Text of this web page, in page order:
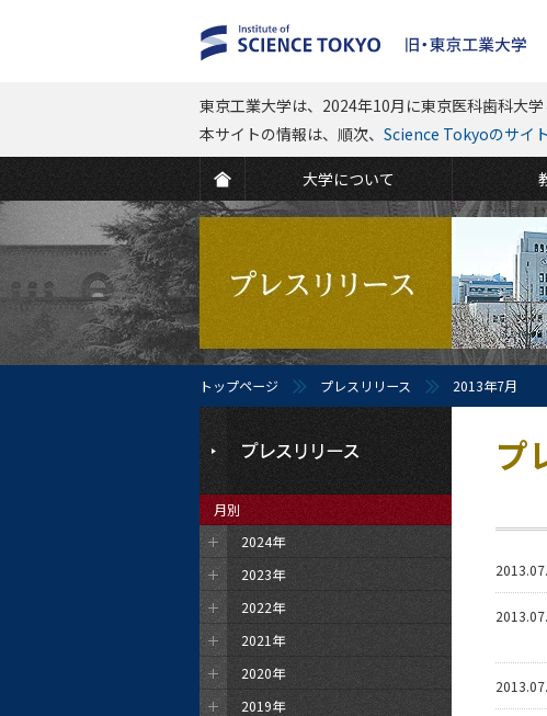
大学について
東京工業大学は、2024年10月に東京医科歯科大
本サイトの情報は、順次、 Science Tokyoのサイト
トップページ プレスリリース 2013年7月
プ
月別
2024年
2023年
2022年
2021年
2020年
2019年